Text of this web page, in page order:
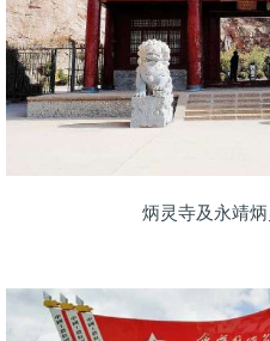
炳灵寺及永靖